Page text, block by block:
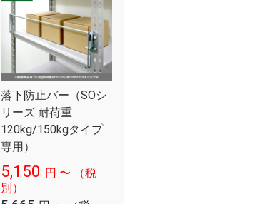
落下防止バー（SOシ
リーズ 耐荷重
120kg/150kgタイプ
専用）
5,150 円 〜
（税
別）